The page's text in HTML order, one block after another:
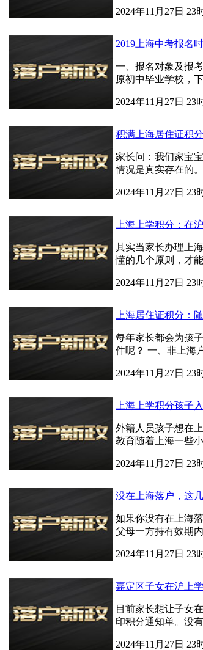
2024年11月27日 23
2019上海中考报名
一、报名对象及报
原初中毕业学校，
2024年11月27日 23
积满上海居住证积
家长问：我们家宝
情况是真实存在的
2024年11月27日 23
上海上学积分：在
其实当家长办理上
懂的几个原则，才
2024年11月27日 23
上海居住证积分：
每年家长都会为孩
件呢？ 一、非上海
2024年11月27日 23
上海上学积分孩子入
外籍人员孩子想在
教育随着上海一些
2024年11月27日 23
没在上海落户，这
如果你没有在上海
父母一方持有效期
2024年11月27日 23
嘉定区子女在沪上
目前家长想让子女
印积分通知单。没
2024年11月27日 23